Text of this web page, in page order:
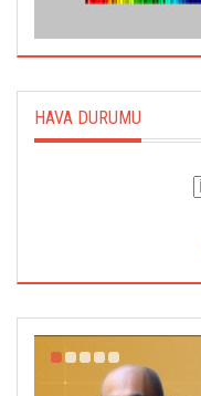
HAVA DURUMU